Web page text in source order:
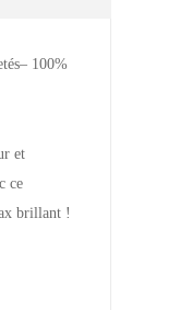
100%
et
ce
brillant !